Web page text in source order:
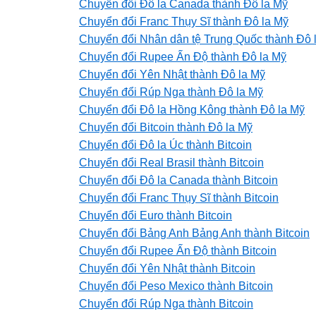
Chuyển đổi Đô la Canada thành Đô la Mỹ
Chuyển đổi Franc Thụy Sĩ thành Đô la Mỹ
Chuyển đổi Nhân dân tệ Trung Quốc thành Đô
Chuyển đổi Rupee Ấn Độ thành Đô la Mỹ
Chuyển đổi Yên Nhật thành Đô la Mỹ
Chuyển đổi Rúp Nga thành Đô la Mỹ
Chuyển đổi Đô la Hồng Kông thành Đô la Mỹ
Chuyển đổi Bitcoin thành Đô la Mỹ
Chuyển đổi Đô la Úc thành Bitcoin
Chuyển đổi Real Brasil thành Bitcoin
Chuyển đổi Đô la Canada thành Bitcoin
Chuyển đổi Franc Thụy Sĩ thành Bitcoin
Chuyển đổi Euro thành Bitcoin
Chuyển đổi Bảng Anh Bảng Anh thành Bitcoin
Chuyển đổi Rupee Ấn Độ thành Bitcoin
Chuyển đổi Yên Nhật thành Bitcoin
Chuyển đổi Peso Mexico thành Bitcoin
Chuyển đổi Rúp Nga thành Bitcoin